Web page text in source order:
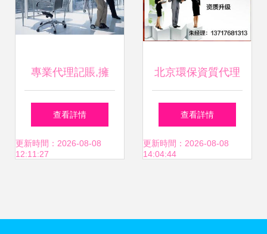
專業代理記賬,擁
有“代理記賬許可證
書”-武漢市百世豐
查看詳情
更新時間：2026-08-08
12:11:27
北京環保資質代理
代辦服務 價格與型
號規格解析
查看詳情
更新時間：2026-08-08
14:04:44